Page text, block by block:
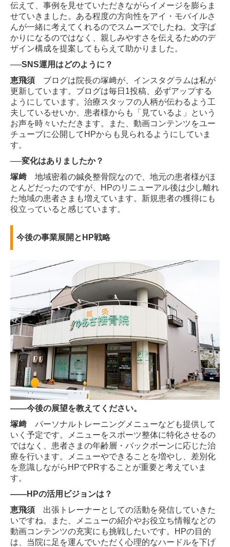
伝えて、事例を見せていただきながらイメージを膨らま
せていきました。ある程度の方向性をアイ・モバイルさ
んが一緒に考えてくれるのでスムーズでしたね。文字ば
かりになるのではなく、親しみやすさを伝えるためのデ
ザイン構成を提案してもらえて助かりました。
──SNS運用はどのように？
恵飛須 ブログは院長の塚﨑が、インスタグラムは私が
更新しています。ブログは毎日1投稿、必ずアップする
ようにしています。治療スタッフの人柄が伝わるよう工
夫しているせいか、患者様からも「見ているよ」という
お声を時々いただきます。また、動画コンテンツをユー
チューブに公開してHPからも見られるようにしていま
す。
──変化はありましたか？
塚﨑 地域密着の鍼灸整骨院なので、地元の患者様がほ
とんどだったのですが、HPのリニューアル後は少し離れ
た地域の患者さまも増えています。新規患者の獲得にも
役立っていると感じています。
今後の事業展開とHP戦略
――今後の展望を教えてください。
塚﨑 パーソナルトレーニングメニューなども提供して
いく予定です。メニューをスポーツ整体に特化させるの
ではなく、患者さまの年齢層・バックボーンに応じた治
療を行います。メニューやできることを増やし、差別化
を意識しながらHPでPRすることが重要と考えていま
す。
――HPの活用ビジョンは？
恵飛須 出張トレーナーとしての活動を発信していきた
いですね。また、メニューの紹介やお役立ち情報などの
動画コンテンツの充実にも挑戦したいです。HPの目的
は、当院に足を運んでいただく心理的なハードルを下げ